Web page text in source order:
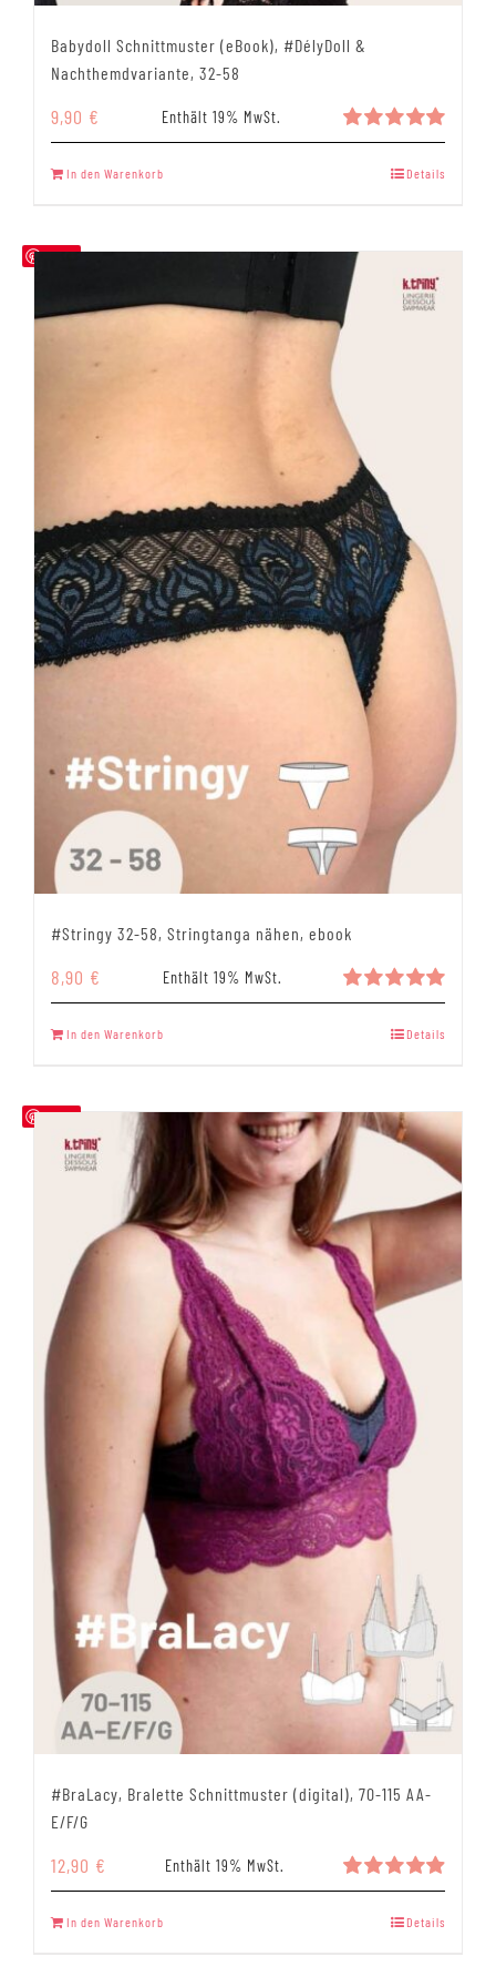
Babydoll Schnittmuster (eBook), #DélyDoll &
Nachthemdvariante, 32-58
Bewertet
5.00
9,90 € Enthält 19% MwSt.
In den Warenkorb Details
Save
#Stringy 32-58, Stringtanga nähen, ebook
Bewertet
5.00
8,90 € Enthält 19% MwSt.
In den Warenkorb Details
Save
#BraLacy, Bralette Schnittmuster (digital), 70-115 AA-
E/F/G
Bewertet
4.93
12,90 € Enthält 19% MwSt.
In den Warenkorb Details